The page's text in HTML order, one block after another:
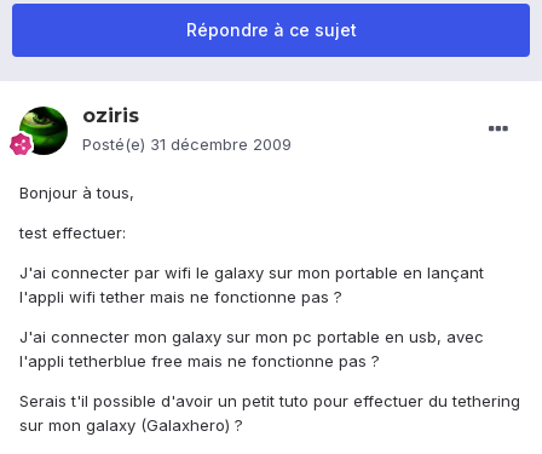
Répondre à ce sujet
oziris
Posté(e) 31 décembre 2009
Bonjour à tous,
test effectuer:
J'ai connecter par wifi le galaxy sur mon portable en lançant
l'appli wifi tether mais ne fonctionne pas ?
J'ai connecter mon galaxy sur mon pc portable en usb, avec
l'appli tetherblue free mais ne fonctionne pas ?
Serais t'il possible d'avoir un petit tuto pour effectuer du tethering
sur mon galaxy (Galaxhero) ?